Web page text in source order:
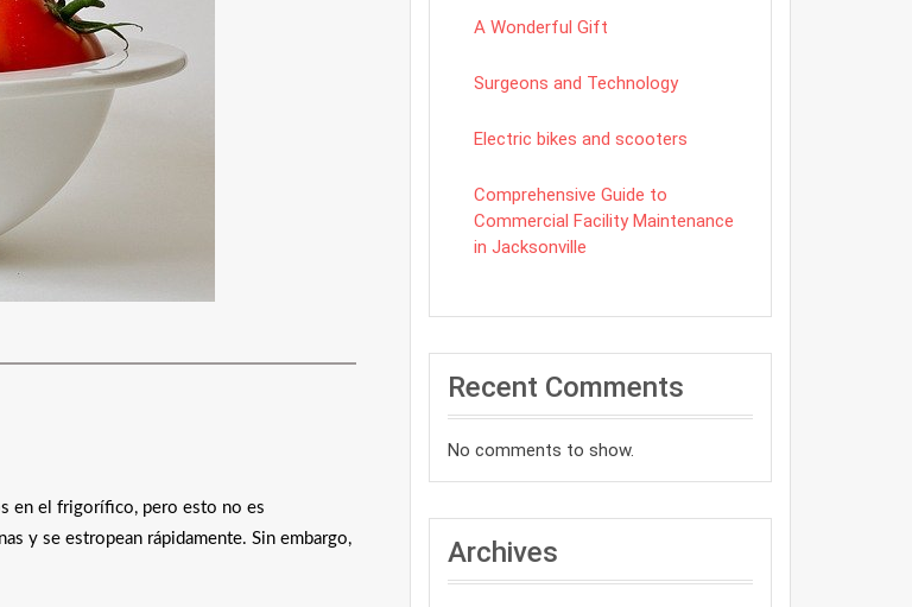
en el frigorífico, pero esto no es
y se estropean rápidamente. Sin embargo,
A Wonderful Gift
Surgeons and Technology
Electric bikes and scooters
Comprehensive Guide to
Commercial Facility Maintenance
in Jacksonville
Recent Comments
No comments to show.
Archives